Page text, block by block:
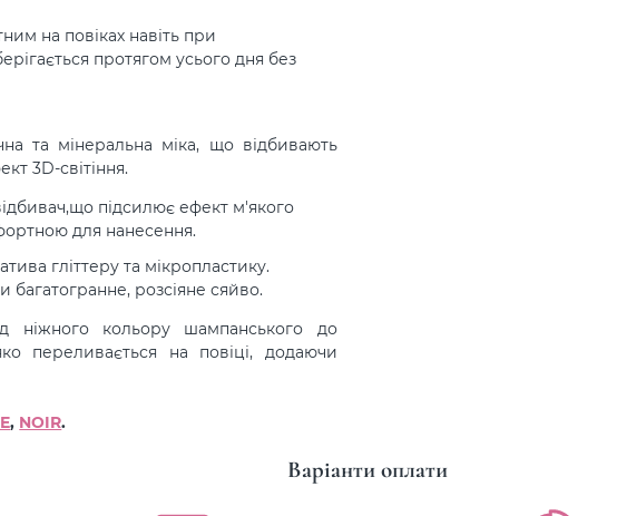
на повіках навіть при
протягом усього дня без
та мінеральна міка, що відбивають
3D-світіння.
підсилює ефект м'якого
для нанесення.
гліттеру та мікропластику.
багатогранне, розсіяне сяйво.
ніжного кольору шампанського до
переливається на повіці, додаючи
, NOIR.
Варіанти оплати